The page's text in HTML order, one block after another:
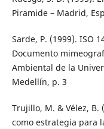
Piramide – Madrid,
Sarde, P. (1999). ISO
Documento
Ambiental de la
Medellín, p. 3
Trujillo, M. & Vélez, B.
como estrategia para